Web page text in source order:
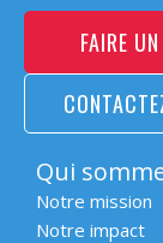
FAIRE
Qui
Notre mission
Notre impact